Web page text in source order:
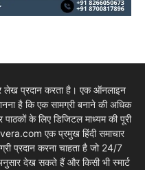
लेख प्रदान करता है। एक ऑनलाइन
है कि एक सामग्री बनाने की अधिक
के लिए डिजिटल माध्यम की पूरी
एक प्रमुख हिंदी समाचार
प्रदान करना चाहता है जो 24/7
देख सकते हैं और किसी भी स्मार्ट